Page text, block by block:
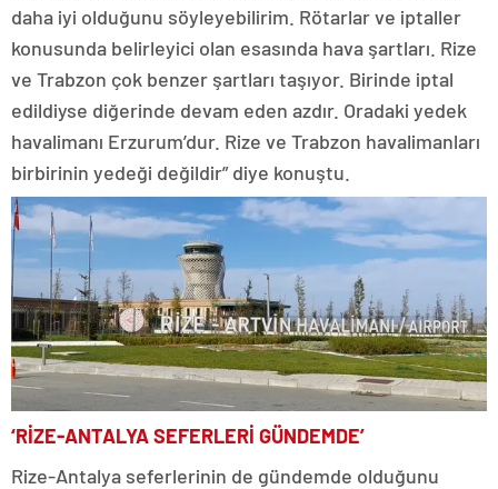
daha iyi olduğunu söyleyebilirim. Rötarlar ve iptaller
konusunda belirleyici olan esasında hava şartları. Rize
ve Trabzon çok benzer şartları taşıyor. Birinde iptal
edildiyse diğerinde devam eden azdır. Oradaki yedek
havalimanı Erzurum’dur. Rize ve Trabzon havalimanları
birbirinin yedeği değildir” diye konuştu.
‘RİZE-ANTALYA SEFERLERİ GÜNDEMDE’
Rize-Antalya seferlerinin de gündemde olduğunu